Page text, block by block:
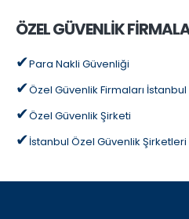
ÖZEL GÜVENLİK
Para Nakli Güvenliği
Özel Güvenlik Firmaları İstanbul
Özel Güvenlik Şirketi
İstanbul Özel Güvenlik Şirketleri